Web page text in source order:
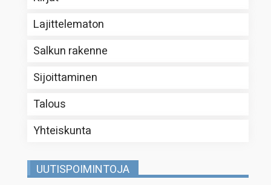
Lajittelematon
Salkun rakenne
Sijoittaminen
Talous
Yhteiskunta
UUTISPOIMINTOJA